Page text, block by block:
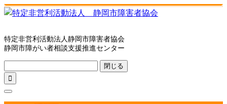
特定非営利活動法人静岡市障害者協会
静岡市障がい者相談支援推進センター
閉じる
